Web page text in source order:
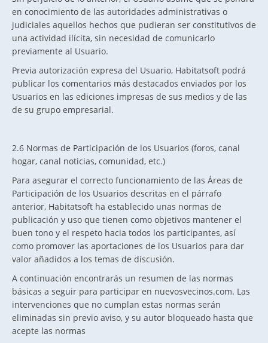
en conocimiento de las autoridades administrativas o
judiciales aquellos hechos que pudieran ser constitutivos de
una actividad ilícita, sin necesidad de comunicarlo
previamente al Usuario.
Previa autorización expresa del Usuario, Habitatsoft podrá
publicar los comentarios más destacados enviados por los
Usuarios en las ediciones impresas de sus medios y de las
de su grupo empresarial.
2.6 Normas de Participación de los Usuarios (foros, canal
hogar, canal noticias, comunidad, etc.)
Para asegurar el correcto funcionamiento de las Áreas de
Participación de los Usuarios descritas en el párrafo
anterior, Habitatsoft ha establecido unas normas de
publicación y uso que tienen como objetivos mantener el
buen tono y el respeto hacia todos los participantes, así
como promover las aportaciones de los Usuarios para dar
valor añadidos a los temas de discusión.
A continuación encontrarás un resumen de las normas
básicas a seguir para participar en nuevosvecinos.com. Las
intervenciones que no cumplan estas normas serán
eliminadas sin previo aviso, y su autor bloqueado hasta que
acepte las normas